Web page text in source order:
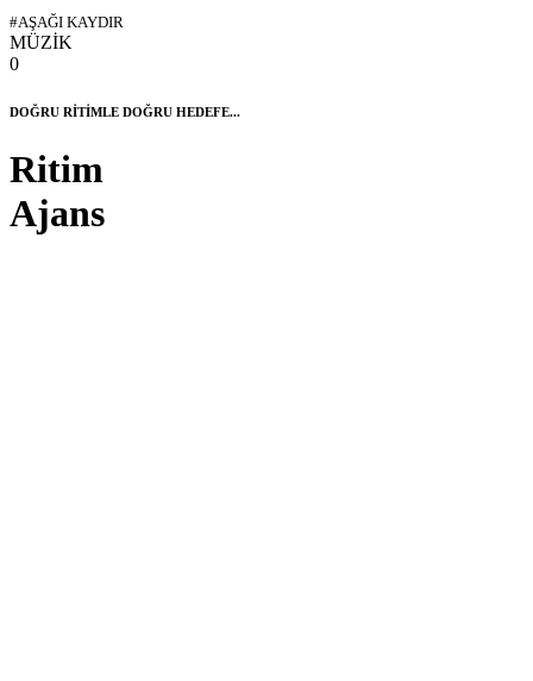
#AŞAĞI KAYDIR
MÜZİK
0
DOĞRU RİTİMLE DOĞRU HEDEFE...
Ritim
Ajans